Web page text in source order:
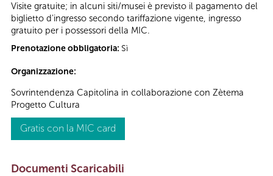
Visite gratuite; in alcuni siti/musei è previsto il pagamento del
biglietto d'ingresso secondo tariffazione vigente, ingresso
gratuito per i possessori della MIC.
Prenotazione obbligatoria: Sì
Organizzazione:
Sovrintendenza Capitolina in collaborazione con Zètema
Progetto Cultura
Gratis con la MIC card
Documenti Scaricabili